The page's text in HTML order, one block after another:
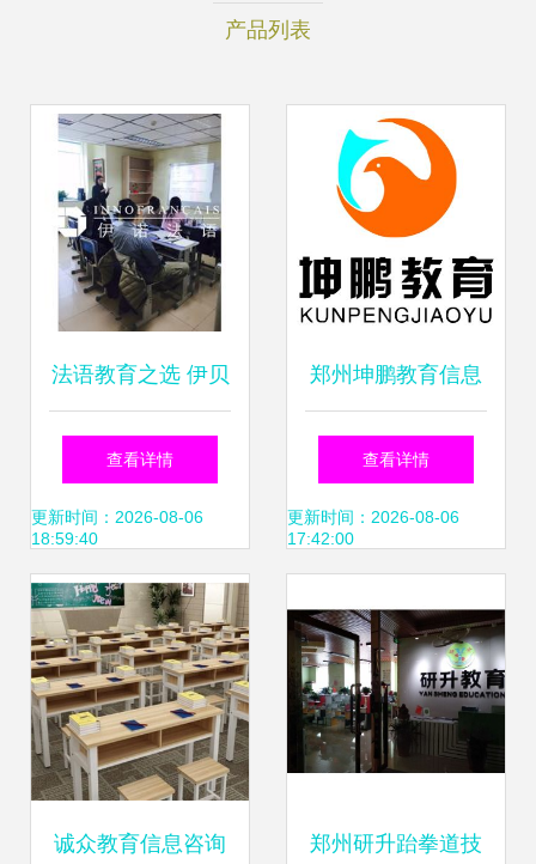
产品列表
法语教育之选 伊贝
尔伊诺教育信息咨
询的可信赖之路
查看详情
更新时间：2026-08-06
18:59:40
郑州坤鹏教育信息
咨询 搭建学生与未
来的桥梁
查看详情
更新时间：2026-08-06
17:42:00
诚众教育信息咨询 郑州研升跆拳道技